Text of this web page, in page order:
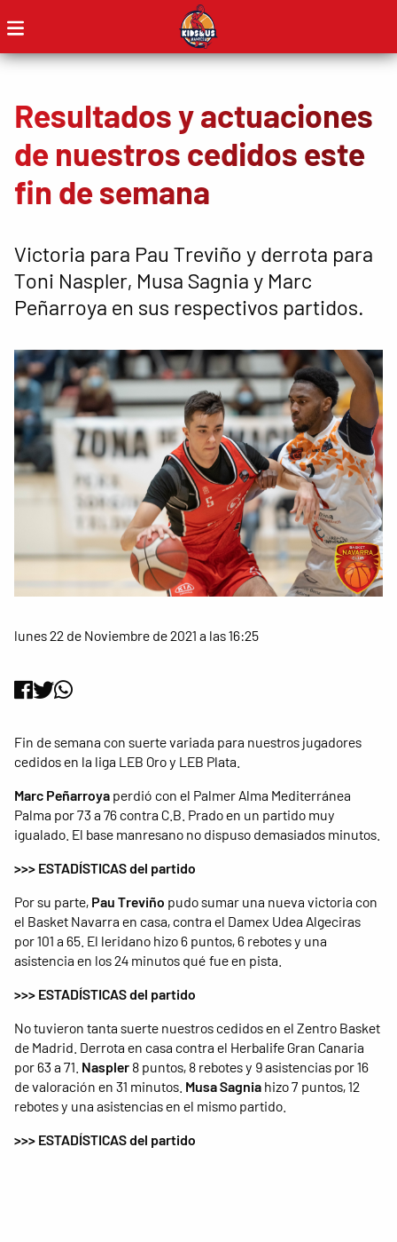
Resultados y actuaciones
de nuestros cedidos este
fin de semana
Victoria para Pau Treviño y derrota para
Toni Naspler, Musa Sagnia y Marc
Peñarroya en sus respectivos partidos.
lunes 22 de Noviembre de 2021 a las 16:25
Fin de semana con suerte variada para nuestros jugadores
cedidos en la liga LEB Oro y LEB Plata.
Marc Peñarroya perdió con el Palmer Alma Mediterránea
Palma por 73 a 76 contra C.B. Prado en un partido muy
igualado. El base manresano no dispuso demasiados minutos.
>>> ESTADÍSTICAS del partido
Por su parte, Pau Treviño pudo sumar una nueva victoria con
el Basket Navarra en casa, contra el Damex Udea Algeciras
por 101 a 65. El leridano hizo 6 puntos, 6 rebotes y una
asistencia en los 24 minutos qué fue en pista.
>>> ESTADÍSTICAS del partido
No tuvieron tanta suerte nuestros cedidos en el Zentro Basket
de Madrid. Derrota en casa contra el Herbalife Gran Canaria
por 63 a 71. Naspler 8 puntos, 8 rebotes y 9 asistencias por 16
de valoración en 31 minutos. Musa Sagnia hizo 7 puntos, 12
rebotes y una asistencias en el mismo partido.
>>> ESTADÍSTICAS del partido